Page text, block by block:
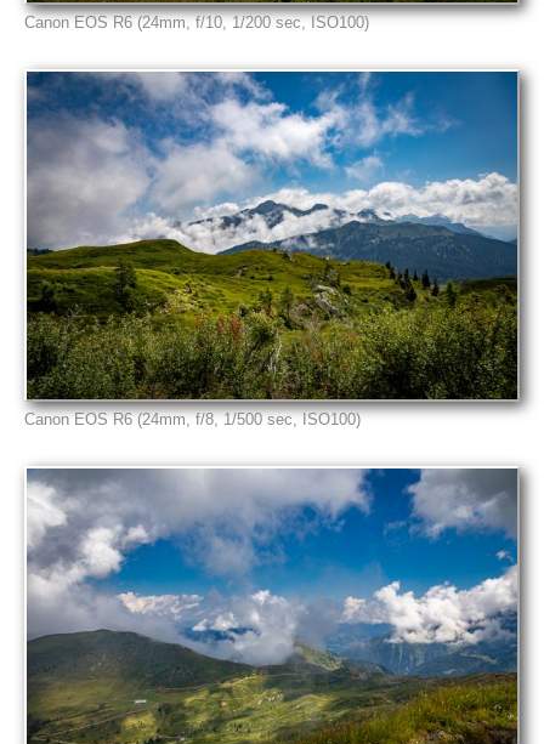
Canon EOS R6 (24mm, f/10, 1/200 sec, ISO100)
Canon EOS R6 (24mm, f/8, 1/500 sec, ISO100)